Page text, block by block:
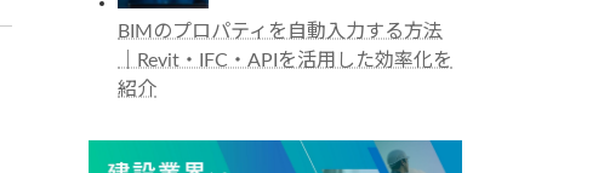
BIMのプロパティを自動入力する方法
｜Revit・IFC・APIを活用した効率化を
紹介